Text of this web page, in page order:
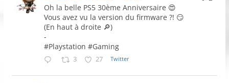
Oh la belle PS5 30ème Anniversaire 😍
Vous avez vu la version du firmware ?! 😏
(En haut à droite 🔎)
-
#Playstation #Gaming
3 27 Twitter